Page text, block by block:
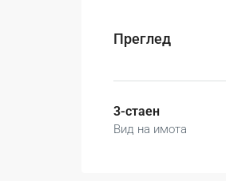
Преглед
3-стаен
Вид на имота